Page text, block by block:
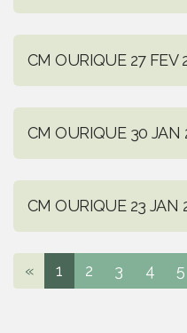
CM OURIQUE 27 FEV
CM OURIQUE 30 JAN
CM OURIQUE 23 JAN
« 1 2 3 4 5